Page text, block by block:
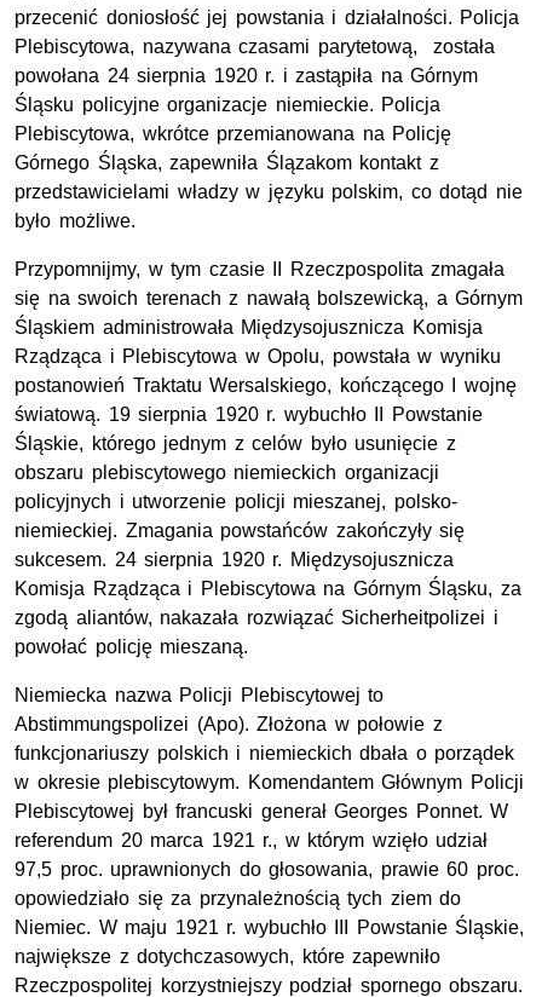
przecenić doniosłość jej powstania i działalności. Policja
Plebiscytowa, nazywana czasami parytetową, została
powołana 24 sierpnia 1920 r. i zastąpiła na Górnym
Śląsku policyjne organizacje niemieckie. Policja
Plebiscytowa, wkrótce przemianowana na Policję
Górnego Śląska, zapewniła Ślązakom kontakt z
przedstawicielami władzy w języku polskim, co dotąd nie
było możliwe.
Przypomnijmy, w tym czasie II Rzeczpospolita zmagała
się na swoich terenach z nawałą bolszewicką, a Górnym
Śląskiem administrowała Międzysojusznicza Komisja
Rządząca i Plebiscytowa w Opolu, powstała w wyniku
postanowień Traktatu Wersalskiego, kończącego I wojnę
światową. 19 sierpnia 1920 r. wybuchło II Powstanie
Śląskie, którego jednym z celów było usunięcie z
obszaru plebiscytowego niemieckich organizacji
policyjnych i utworzenie policji mieszanej, polsko-
niemieckiej. Zmagania powstańców zakończyły się
sukcesem. 24 sierpnia 1920 r. Międzysojusznicza
Komisja Rządząca i Plebiscytowa na Górnym Śląsku, za
zgodą aliantów, nakazała rozwiązać Sicherheitpolizei i
powołać policję mieszaną.
Niemiecka nazwa Policji Plebiscytowej to
Abstimmungspolizei (Apo). Złożona w połowie z
funkcjonariuszy polskich i niemieckich dbała o porządek
w okresie plebiscytowym. Komendantem Głównym Policji
Plebiscytowej był francuski generał Georges Ponnet. W
referendum 20 marca 1921 r., w którym wzięło udział
97,5 proc. uprawnionych do głosowania, prawie 60 proc.
opowiedziało się za przynależnością tych ziem do
Niemiec. W maju 1921 r. wybuchło III Powstanie Śląskie,
największe z dotychczasowych, które zapewniło
Rzeczpospolitej korzystniejszy podział spornego obszaru.